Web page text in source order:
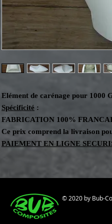
Elément de carénage pour 1000
Spécificité :
FABRICATION 100%
Ce prix comprend la livraison
PAIEMENT EN LIGNE
© 2020 by Bub-